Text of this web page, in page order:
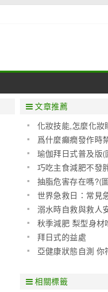
肝病
泌尿科
心血管
口腔科
文章推薦
化妝技能,怎麼化妝
睛化妝教程(圖)
爲什麼癲癇發作時
任何東西?
瑜伽拜日式普及版(
巧吃主食減肥不發
抽脂危害存在嗎?(
世界急救日：常見
救
溺水時自救與救人
秋季減肥 梨型身材
拜日式的益處
亞健康狀態自測 你
相關標籤